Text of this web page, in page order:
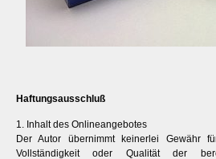
Haftungsausschluß
1. Inhalt des Onlineangebotes
Der Autor übernimmt keinerlei Gewähr
Vollständigkeit oder Qualität der